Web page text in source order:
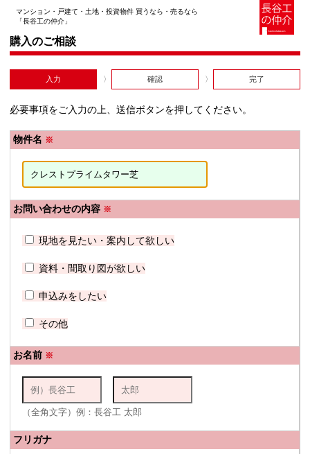
マンション・戸建て・土地・投資物件 買うなら・売るなら
「長谷工の仲介」
購入のご相談
入力 確認 完了
必要事項をご入力の上、送信ボタンを押してください。
物件名 ※
お問い合わせの内容 ※
現地を見たい・案内して欲しい
資料・間取り図が欲しい
申込みをしたい
その他
お名前 ※
（全角文字）例：長谷工 太郎
フリガナ